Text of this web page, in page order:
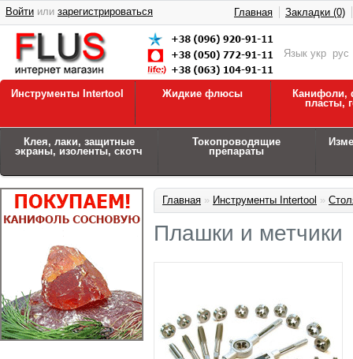
Язык укр рус
Войти или зарегистрироваться Главная Закладки (0)
Инструменты Intertool Жидкие флюсы
Канифоли,
пласты,
Клея, лаки, защитные
экраны, изоленты, скотч
Токопроводящие
препараты
Главная » Инструменты Intertool »
Плашки и метчики